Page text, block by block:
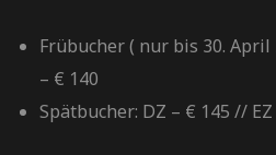
Frübucher ( nur bis 30. April
– € 140
Spätbucher: DZ – € 145 //